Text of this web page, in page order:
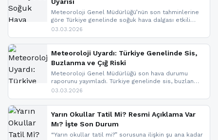
Meteoroloji Genel Müdürlüğü’nün son tahminlerine
göre Türkiye genelinde soğuk hava dalgası etkili
oluyor. Birçok il için kar yağışı ve buzlanma uyarısı
03.03.2026
Meteoroloji Uyardı: Türkiye Genelinde Sis,
Buzlanma ve Çığ Riski
Meteoroloji Genel Müdürlüğü son hava durumu
raporunu yayımladı. Türkiye genelinde sis, buzlanma
ve don beklenirken Doğu Anadolu ve Doğu
yapıldı. İşte son dakika meteoroloji gelişmeleri.
03.03.2026
Yarın Okullar Tatil Mi? Resmi Açıklama Var
Mı? İşte Son Durum
“Yarın okullar tatil mi?” sorusuna ilişkin şu ana kadar